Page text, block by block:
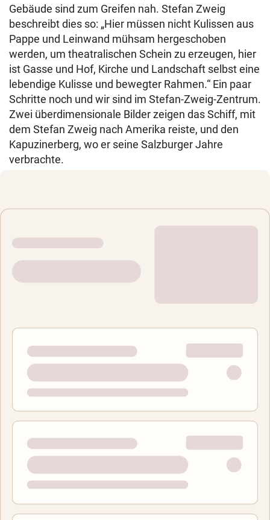
Gebäude sind zum Greifen nah. Stefan Zweig
beschreibt dies so: „Hier müssen nicht Kulissen aus
Pappe und Leinwand mühsam hergeschoben
werden, um theatralischen Schein zu erzeugen, hier
ist Gasse und Hof, Kirche und Landschaft selbst eine
lebendige Kulisse und bewegter Rahmen.“ Ein paar
Schritte noch und wir sind im Stefan-Zweig-Zentrum.
Zwei überdimensionale Bilder zeigen das Schiff, mit
dem Stefan Zweig nach Amerika reiste, und den
Kapuzinerberg, wo er seine Salzburger Jahre
verbrachte.